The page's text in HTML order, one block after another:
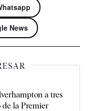
News
a tres
de la Premier